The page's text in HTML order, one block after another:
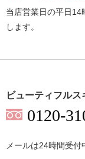
当店営業日の平日14
します。
ビューティフル
0120-
メールは24時間受付